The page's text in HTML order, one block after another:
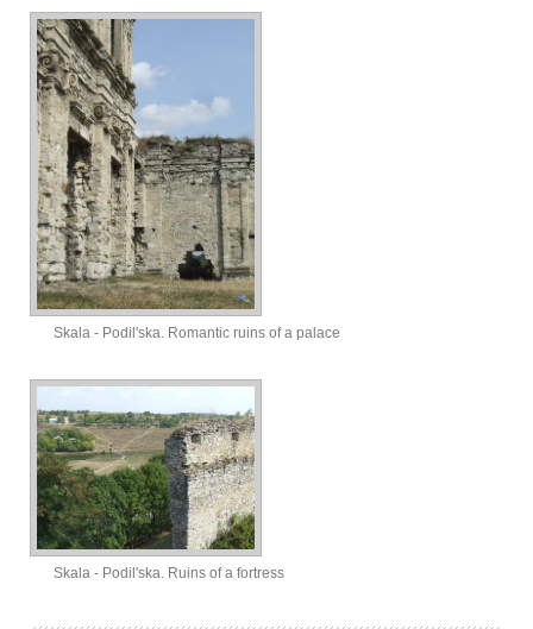
Skala - Podil'ska. Romantic ruins of a palace
Skala - Podil'ska. Ruins of a fortress